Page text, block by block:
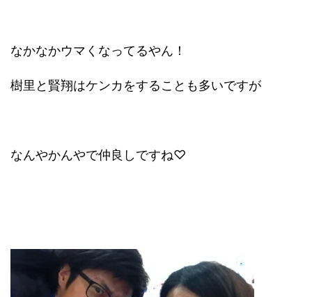
なかなかウマくなってるやん！
樹里と賢翔はケンカをすることも多いですが
なんやかんやで仲良しですね♡